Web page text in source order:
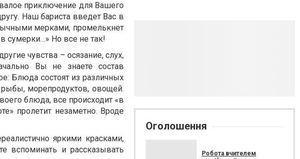
приключение для Вашего
Наш бариста введет Вас в
мерками, промелькнет
сумерки…» Но все не так!
чувства – осязание, слух,
Вы не знаете состав
Блюда состоят из различных
морепродуктов, овощей.
блюда, все происходит «в
пролетит незаметно. Вроде
яркими красками,
вспоминать и рассказывать
Оголошення
Робота вчителем